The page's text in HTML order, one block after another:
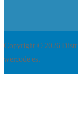
Copyright © 2026
wercode.es.